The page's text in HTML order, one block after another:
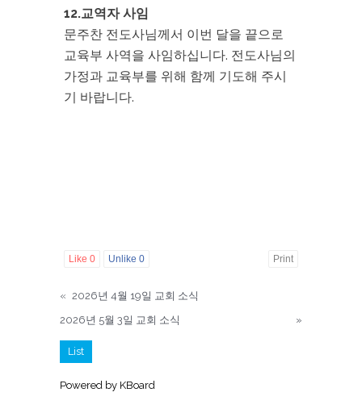
12.교역자 사임
문주찬 전도사님께서 이번 달을 끝으로
교육부 사역을 사임하십니다. 전도사님의
가정과 교육부를 위해 함께 기도해 주시
기 바랍니다.
Like 0 Unlike 0 Print
« 2026년 4월 19일 교회 소식
2026년 5월 3일 교회 소식
»
List
Powered by KBoard